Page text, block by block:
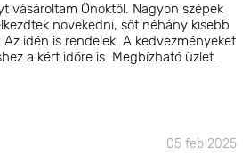
vásároltam Önöktől. Nagyon szépek
növekedni, sőt néhány kisebb
idén is rendelek. A kedvezményeket
a kért időre is. Megbízható üzlet.
05 feb 2025